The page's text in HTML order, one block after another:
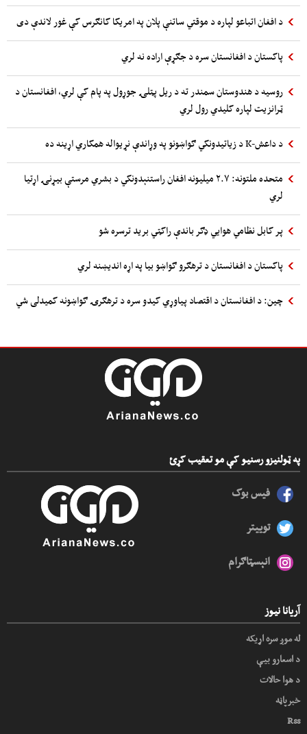
د افغان اتباعو لپاره د موقتي ساتنې پلان په امریکا کانګرس کې غور لاندې دی
پاکستان د افغانستان سره د جګړې اراده نه لري
روسیه د هندوستان سمندر ته د ریل پټلۍ جوړول په پام کې لري، افغانستان د
ټرانزیت لپاره کلیدي رول لري
د داعش-K د زیاتیدونکي ګواښونو په وړاندې نړیواله همکاري اړینه ده
متحده ملتونه: ۲.۷ میلیونه افغان راستنېدونکي د بشري مرستې بیړنۍ اړتیا
لري
پر کابل نظامي هوایي ډګر باندې راکټي برید ترسره شو
پاکستان د افغانستان د ترهګرو ګواښو بیا په اړه اندیښنه لري
چین: د افغانستان د اقتصاد پیاوړي کیدو سره د ترهګرۍ ګواښونه کمیدلی شي
په ټولنیزو رسنیو کې مو تعقیب کړئ
فیس بوک
توییتر
انېسټاګرام
آریانا نیوز
له موږ سره اړیکه
د اسعارو بیې
د هوا حالات
خبرپاڼه
Rss